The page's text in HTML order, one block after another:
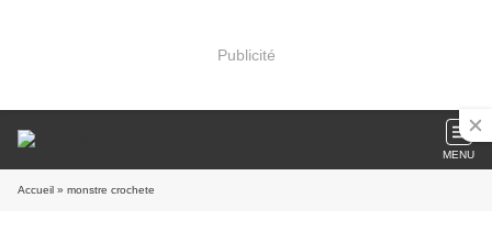
Publicité
MENU
Accueil » monstre crochete